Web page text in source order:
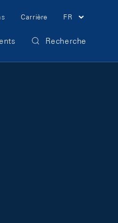
Carrière FR
Recherche